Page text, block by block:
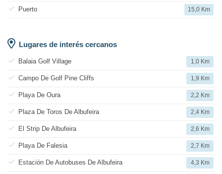
Puerto 15,0 Km
Lugares de interés cercanos
Balaia Golf Village 1,0 Km
Campo De Golf Pine Cliffs 1,9 Km
Playa De Oura 2,2 Km
Plaza De Toros De Albufeira 2,4 Km
El Strip De Albufeira 2,6 Km
Playa De Falesia 2,7 Km
Estación De Autobuses De Albufeira 4,3 Km